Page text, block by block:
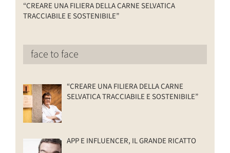
“CREARE UNA FILIERA DELLA CARNE SELVATICA
TRACCIABILE E SOSTENIBILE”
face to face
“CREARE UNA FILIERA DELLA CARNE
SELVATICA TRACCIABILE E SOSTENIBILE”
APP E INFLUENCER, IL GRANDE RICATTO